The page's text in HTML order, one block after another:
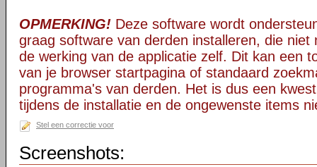
OPMERKING! Deze software wordt
graag software van derden installeren, die niet
de werking van de applicatie zelf. Dit kan een
van je browser startpagina of standaard
programma's van derden. Het is dus een
tijdens de installatie en de ongewenste items
Stel een correctie voor
Screenshots: